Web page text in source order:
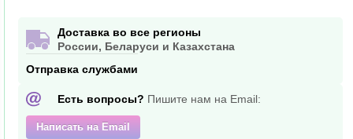
Доставка во все регионы
России, Беларуси и Казахстана
Отправка службами
Есть вопросы? Пишите нам на Email:
Написать на Email